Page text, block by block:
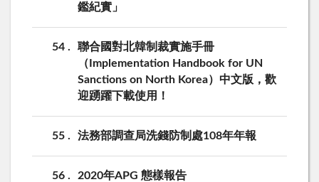
鑑紀實」
54
聯合國對北韓制裁實施手冊
（Implementation Handbook for UN
Sanctions on North Korea）中文版，歡
迎踴躍下載使用！
55 法務部調查局洗錢防制處108年年報
56 2020年APG 態樣報告